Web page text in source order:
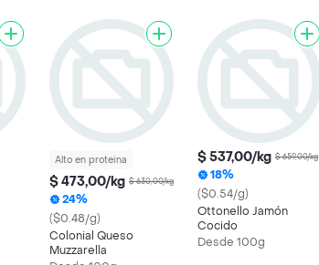
Alto en proteina
$ 473,00/kg $ 630,00/kg
24%
($0.48/g)
Colonial Queso
Muzzarella
$ 537,00/kg $ 659,00/kg
18%
($0.54/g)
Ottonello Jamón
Cocido
Desde 100g